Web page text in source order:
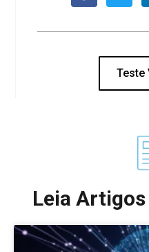
Teste
Leia